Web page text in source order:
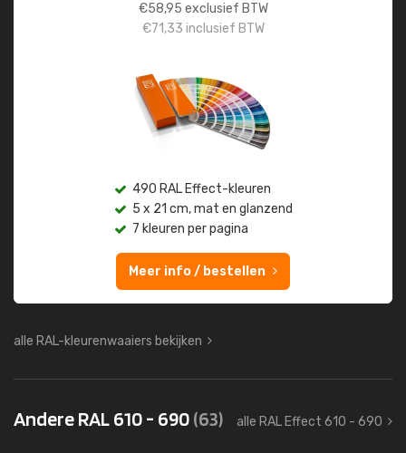
€58,95 exclusief BTW
€71,33 inclusief BTW
490 RAL Effect-kleuren
5 x 21 cm, mat en glanzend
7 kleuren per pagina
Meer info / bestellen
alle RAL-kleurenwaaiers bekijken
Andere RAL 610 - 690(63) alle RAL Effect 610 - 690